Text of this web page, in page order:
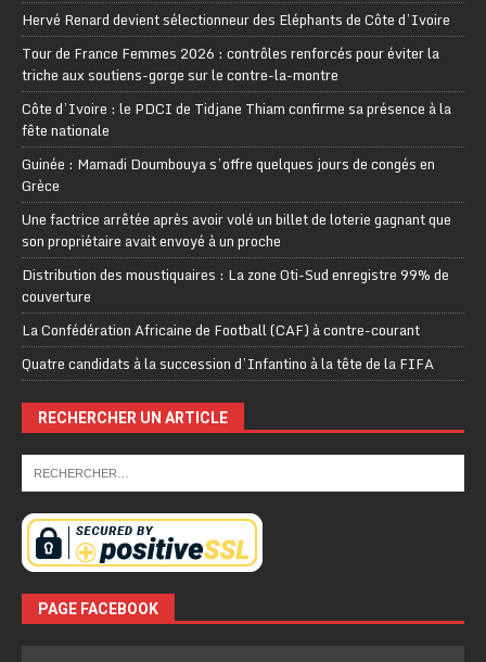
Hervé Renard devient sélectionneur des Eléphants de Côte d’Ivoire
Tour de France Femmes 2026 : contrôles renforcés pour éviter la
triche aux soutiens-gorge sur le contre-la-montre
Côte d’Ivoire : le PDCI de Tidjane Thiam confirme sa présence à la
fête nationale
Guinée : Mamadi Doumbouya s’offre quelques jours de congés en
Grèce
Une factrice arrêtée après avoir volé un billet de loterie gagnant que
son propriétaire avait envoyé à un proche
Distribution des moustiquaires : La zone Oti-Sud enregistre 99% de
couverture
La Confédération Africaine de Football (CAF) à contre-courant
Quatre candidats à la succession d’Infantino à la tête de la FIFA
RECHERCHER UN ARTICLE
PAGE FACEBOOK